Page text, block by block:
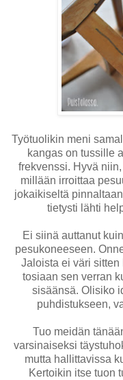
Työtuolikin meni
kangas on tussille
frekvenssi. Hyvä
millään irroittaa
jokaikiseltä
tietysti lähti
Ei siinä auttanut
pesukoneeseen.
Jaloista ei väri
tosiaan sen verran
sisäänsä. Olisiko
puhdistukseen,
Tuo meidän
varsinaiseksi
mutta hallittavissa
Kertoikin itse tuon